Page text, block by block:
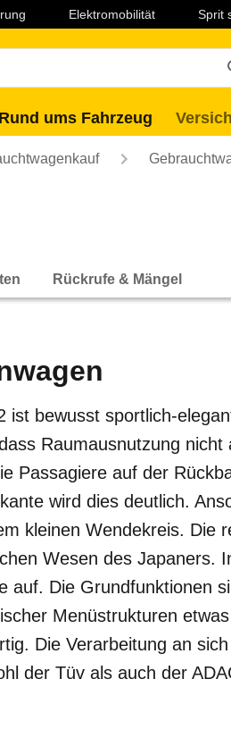
Elektromobilität Sprit
Rund ums Fahrzeug
Rückrufe & Mängel
ist bewusst sportlich-
Raumausnutzung
Passagiere auf der
wird dies deutlich.
kleinen Wendekreis. Die
Wesen des Japaners.
auf. Die Grundfunktionen
Menüstrukturen
Die Verarbeitung an
der Tüv als auch der